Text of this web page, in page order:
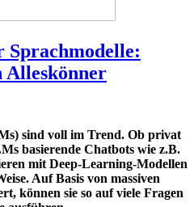
Sprachmodelle:
Alleskönner
sind voll im Trend. Ob privat
basierende Chatbots wie z.B.
mit Deep-Learning-Modellen
Auf Basis von massiven
können sie so auf viele Fragen